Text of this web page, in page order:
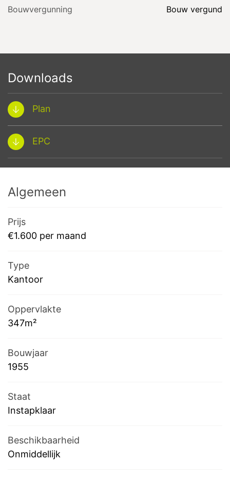
Bouwvergunning Bouw vergund
Downloads
Plan
EPC
Algemeen
Prijs
€1.600 per maand
Type
Kantoor
Oppervlakte
347m²
Bouwjaar
1955
Staat
Instapklaar
Beschikbaarheid
Onmiddellijk